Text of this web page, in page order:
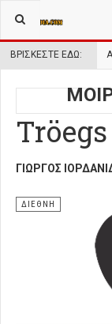
ΒΡΊΣΚΕΣΤΕ ΕΔΏ:
ΓΙΏΡΓΟΣ
ΔΙΕΘΝΗ